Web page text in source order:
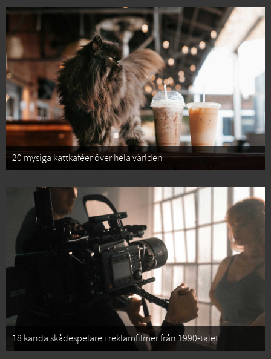
20 mysiga kattkaféer över hela världen
18 kända skådespelare i reklamfilmer från 1990-talet